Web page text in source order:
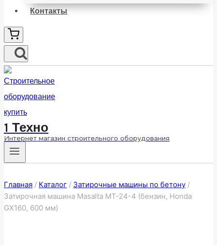
Контакты
1 Техно
Интернет магазин строительного оборудования
Главная / Каталог / Затирочные машины по бетону /
Затирочная машина Masalta MT-24-4 (бензин, Honda
GX160, 600 мм)